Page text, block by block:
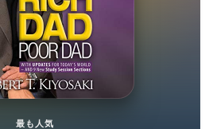
勝てるビジネスチームの作り
ドバイザーシリーズ) (ISBN-
』が刊行された当時に掲載され
たものです)
最も人気